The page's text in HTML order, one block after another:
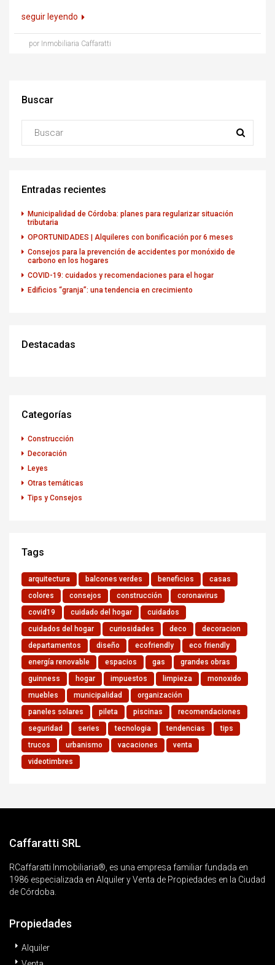
seguir leyendo
por Inmobiliaria Caffaratti
Buscar
Entradas recientes
Municipalidad de Córdoba: planes para regularizar situación
tributaria
OPORTUNIDADES | Alquileres con bonificación por 6 meses
Consejos para la prevención de accidentes por monóxido de
carbono en los hogares
COVID-19: cuidados y recomendaciones para el hogar
Edificios “granja”: una tendencia en crecimiento
Destacadas
Categorías
Construcción
Decoración
Leyes
Otras temáticas
Tips y Consejos
Tags
arquitectura balcones verdes beneficios
casas
colores
consejos construcción
coronavirus
covid19
cuidado del hogar
cuidados
cuidados del hogar
curiosidades deco
decoracion
departamentos
diseño ecofriendly
eco friendly
energía renovable
espacios gas
grandes obras
guinness
hogar impuestos limpieza
monoxido
muebles
municipalidad
organización
paneles solares
pileta piscinas
recomendaciones
seguridad
series tecnologia tendencias
tips
trucos
urbanismo vacaciones
venta
videotimbres
Caffaratti SRL
RCaffaratti Inmobiliaria®, es una empresa familiar fundada en
1986 especializada en Alquiler y Venta de Propiedades en la Ciudad
de Córdoba.
Propiedades
Alquiler